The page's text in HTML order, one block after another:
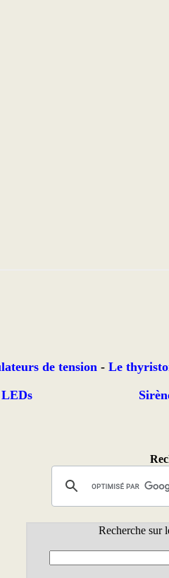
de tension - Le
Recherche sur